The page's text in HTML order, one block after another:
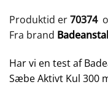
Produktid er70374
Fra brand
Har vi en test af
Sæbe Aktivt Kul 300